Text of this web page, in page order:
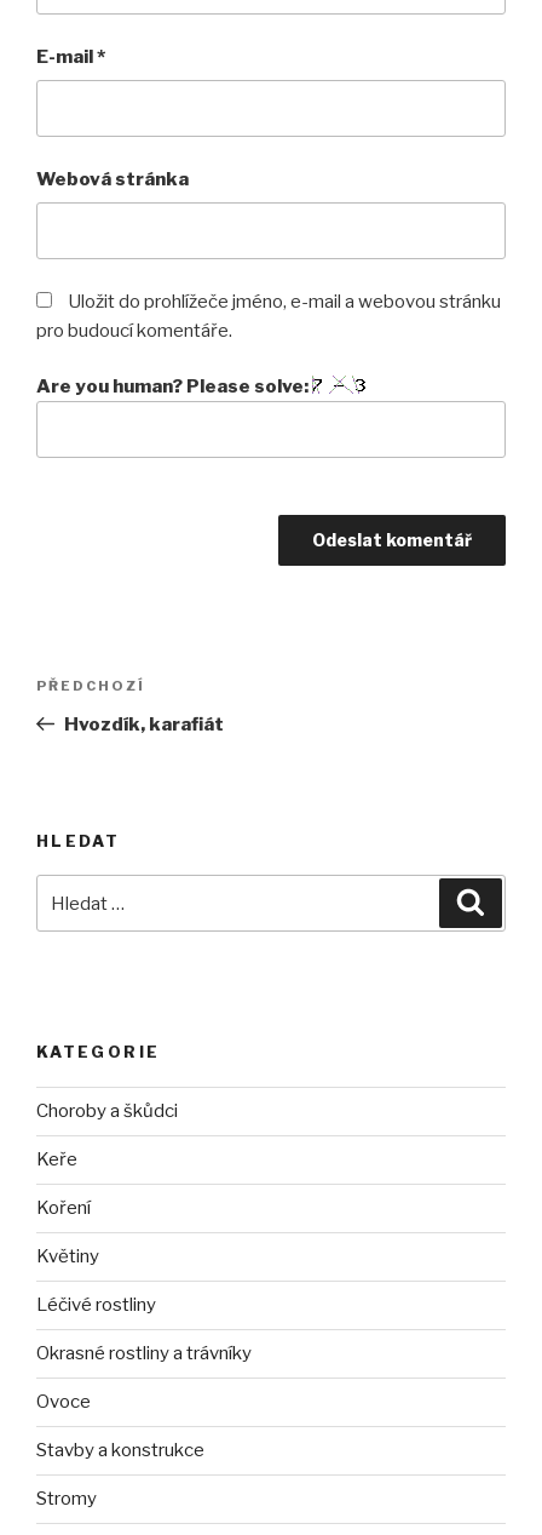
E-mail*
Webová stránka
Uložit do prohlížeče jméno, e-mail a webovou stránku
pro budoucí komentáře.
Are you human? Please solve:
Navigace
příspěvek
Předchozí
příspěvek
PŘEDCHOZÍ
Hvozdík, karafiát
HLEDAT
KATEGORIE
Choroby a škůdci
Keře
Koření
Květiny
Léčivé rostliny
Okrasné rostliny a trávníky
Ovoce
Stavby a konstrukce
Stromy